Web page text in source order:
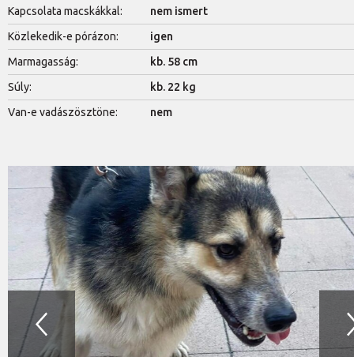
Kapcsolata macskákkal:
nem ismert
Közlekedik-e pórázon:
igen
Marmagasság:
kb. 58 cm
Súly:
kb. 22 kg
Van-e vadászösztöne:
nem